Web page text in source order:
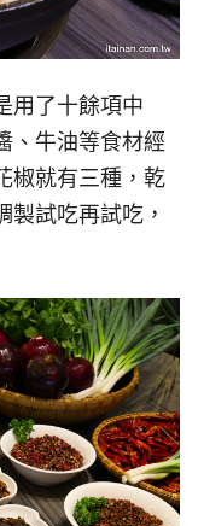
用了十餘項中
、牛油等食材經
椒就有三種，乾
製試吃再試吃，